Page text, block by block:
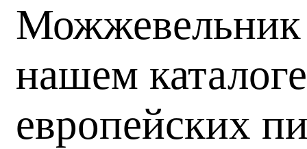
Можжевельник
нашем
европейских